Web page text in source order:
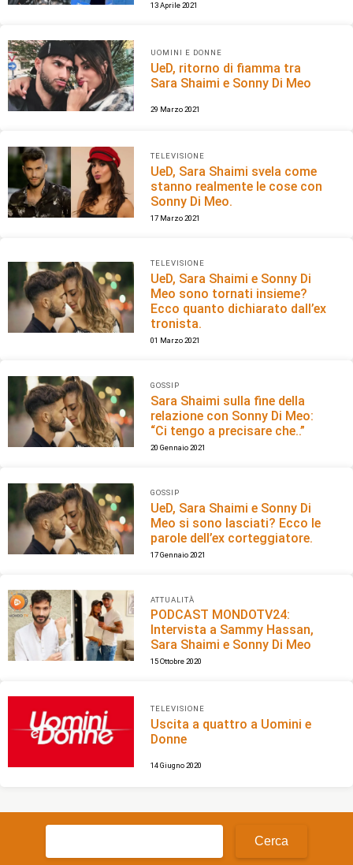
13 Aprile 2021
UOMINI E DONNE
UeD, ritorno di fiamma tra
Sara Shaimi e Sonny Di Meo
29 Marzo 2021
TELEVISIONE
UeD, Sara Shaimi svela come
stanno realmente le cose con
Sonny Di Meo.
17 Marzo 2021
TELEVISIONE
UeD, Sara Shaimi e Sonny Di
Meo sono tornati insieme?
Ecco quanto dichiarato dall’ex
tronista.
01 Marzo 2021
GOSSIP
Sara Shaimi sulla fine della
relazione con Sonny Di Meo:
“Ci tengo a precisare che..”
20 Gennaio 2021
GOSSIP
UeD, Sara Shaimi e Sonny Di
Meo si sono lasciati? Ecco le
parole dell’ex corteggiatore.
17 Gennaio 2021
ATTUALITÀ
PODCAST MONDOTV24:
Intervista a Sammy Hassan,
Sara Shaimi e Sonny Di Meo
15 Ottobre 2020
TELEVISIONE
Uscita a quattro a Uomini e
Donne
14 Giugno 2020